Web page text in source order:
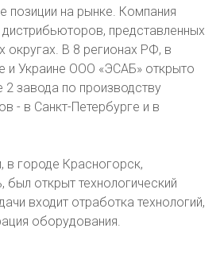
позиции на рынке. Компания
представленных
округах. В 8 регионах РФ, в
и Украине OOO «ЭСАБ» открыто
завода по производству
- в Санкт-Петербурге и в
в городе Красногорск,
открыт технологический
входит отработка технологий,
оборудования.